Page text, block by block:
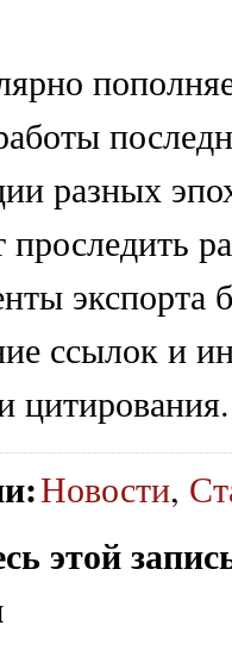
разных
проследить
экспорта
ссылок и
цитирования.
:Новости,
этой